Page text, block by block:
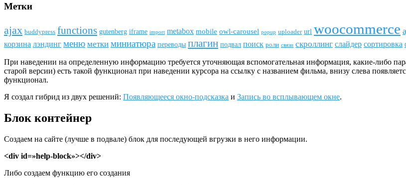
Метки
ajax buddypress funсtions gutenberg iframe import metabox mobile owl-carousel popup uploader url woocommerce
корзина лэндинг меню метки миниатюра переводы плагин подвал поиск роли связи скроллинг слайдер сортировка
При наведении на определенную информацию требуется уточняющая вспомогательная информация, какие-либо
старой версии) есть такой функционал при наведении курсора на ссылку с названием фильма, внизу слева
функционал.
Я создал гибрид из двух решений: Появляющееся окно-подсказка и Запись во всплывающем окне.
Блок контейнер
Создаем на сайте (лучше в подвале) блок для последующей вгрузки в него информации.
<div id=»help-block»></div>
Либо создаем функцию его создания